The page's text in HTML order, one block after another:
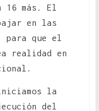
16 más. El
en las
para que el
realidad en
la
del